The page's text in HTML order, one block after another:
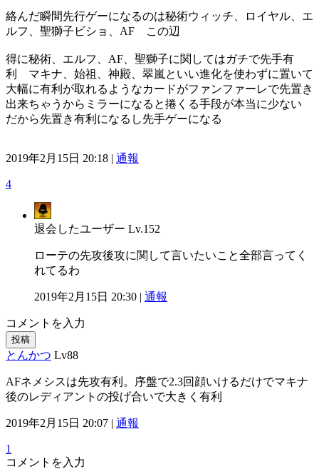
絡んだ瞬間先行ゲーになるのは秘術ウィッチ、ロイヤル、エ
ルフ、聖獅子ビショ、AF この辺
得に秘術、エルフ、AF、聖獅子に関してはガチで先手有
利 マキナ、始祖、神殿、翠嵐といい進化を使わずに置いて
大幅に有利が取れるようなカードがファンファーレで先置き
出来ちゃうからミラーになると捲くる手段が本当に少ない
だから先置き有利になるし先手ゲーになる
2019年2月15日 20:18 | 通報
4
退会したユーザー Lv.152
ローテの先攻後攻に関して言いたいこと全部言ってく
れてるわ
2019年2月15日 20:30 | 通報
コメントを入力
投稿
とんかつ Lv88
AFネメシスは先攻有利。序盤で2.3回顔いけるだけでマキナ
後のレディアントの投げ合いで大きく有利
2019年2月15日 20:07 | 通報
1
コメントを入力